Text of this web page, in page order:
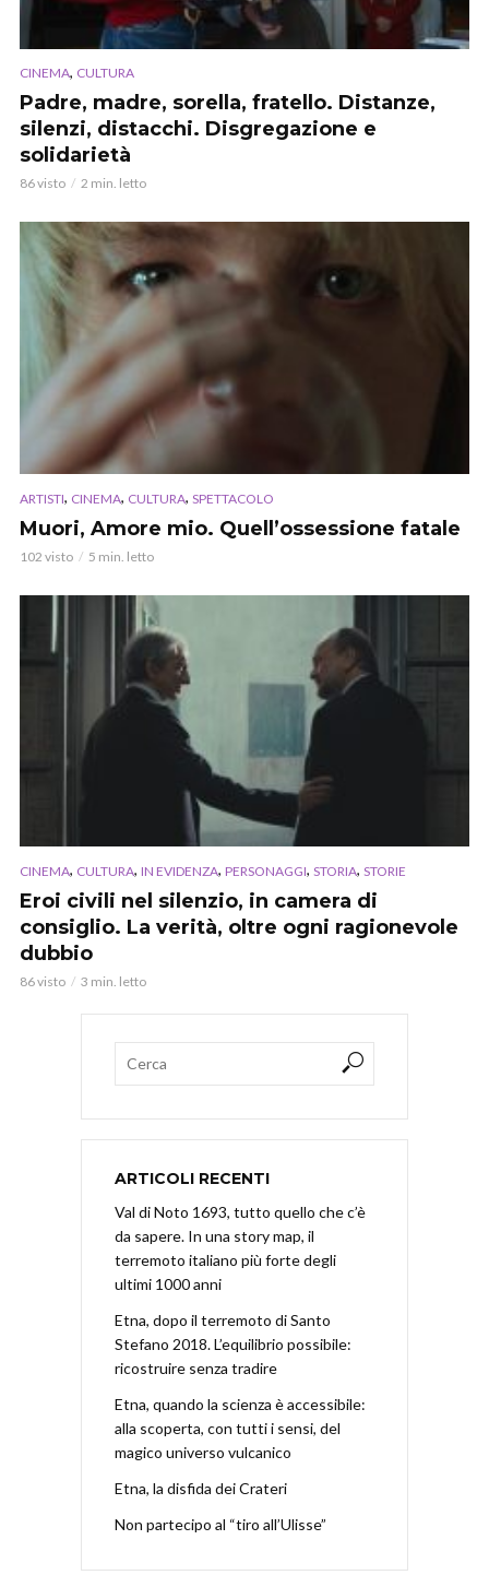
CINEMA, CULTURA
Padre, madre, sorella, fratello. Distanze,
silenzi, distacchi. Disgregazione e
solidarietà
86 visto 2 min. letto
ARTISTI, CINEMA, CULTURA, SPETTACOLO
Muori, Amore mio. Quell’ossessione fatale
102 visto 5 min. letto
CINEMA, CULTURA, IN EVIDENZA, PERSONAGGI, STORIA, STORIE
Eroi civili nel silenzio, in camera di
consiglio. La verità, oltre ogni ragionevole
dubbio
86 visto 3 min. letto
ARTICOLI RECENTI
Val di Noto 1693, tutto quello che c’è
da sapere. In una story map, il
terremoto italiano più forte degli
ultimi 1000 anni
Etna, dopo il terremoto di Santo
Stefano 2018. L’equilibrio possibile:
ricostruire senza tradire
Etna, quando la scienza è accessibile:
alla scoperta, con tutti i sensi, del
magico universo vulcanico
Etna, la disfida dei Crateri
Non partecipo al “tiro all’Ulisse”